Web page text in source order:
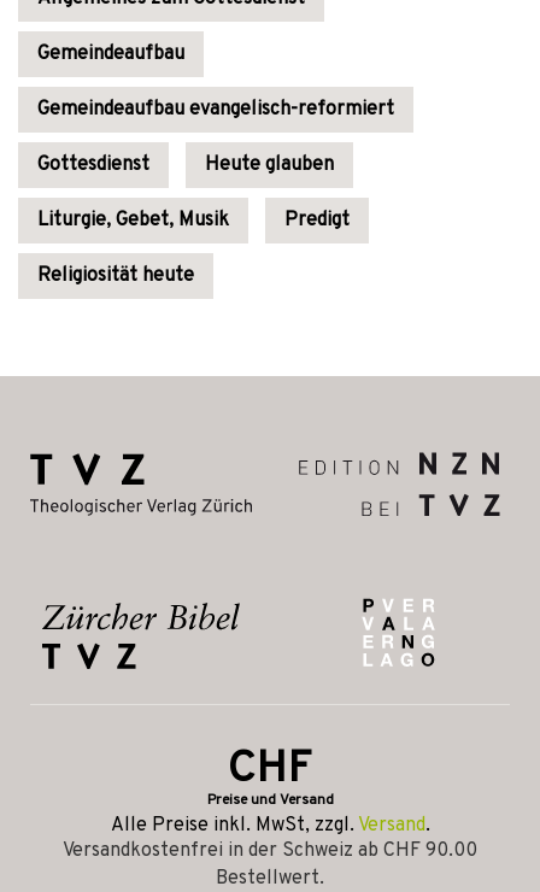
Gemeindeaufbau
Gemeindeaufbau evangelisch-reformiert
Gottesdienst Heute glauben
Liturgie, Gebet, Musik Predigt
Religiosität heute
CHF
Preise und Versand
Alle Preise inkl. MwSt, zzgl. Versand.
Versandkostenfrei in der Schweiz ab CHF 90.00
Bestellwert.